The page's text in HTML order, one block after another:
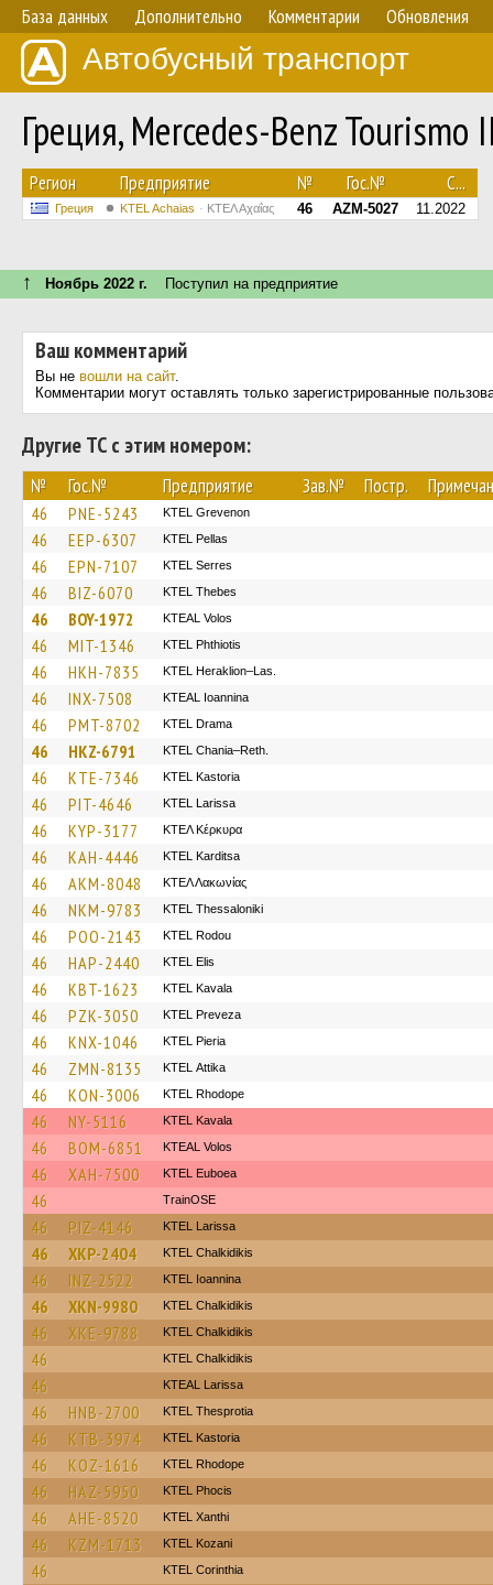
База данных Дополнительно Комментарии Обновления
Автобусный транспорт
Греция, Mercedes-Benz
Регион Предприятие № Гос.№ С...
Греция KTEL Achaias ΚΤΕΛ Αχαΐας 46 AZM-5027 11.2022
↑ Ноябрь 2022 г. Поступил на предприятие
Ваш комментарий
Вы не вошли на сайт.
Комментарии могут оставлять только зарегистрированные
Другие ТС с этим номером:
№ Гос.№ Предприятие Зав.№ Постр.
46 PNE-5243 ΚΤΕL Grevenon
46 EEP-6307 KTEL Pellas
46 EPN-7107 KTEL Serres
46 BIZ-6070 KTEL Thebes
46 BOY-1972 KTEAL Volos
46 MIT-1346 ΚΤΕL Phthiotis
46 HKH-7835 KTEL Heraklion–Las.
46 INX-7508 KTEAL Ioannina
46 PMT-8702 KTEL Drama
46 HKZ-6791 KTEL Chania–Reth.
46 KTE-7346 KTEL Kastoria
46 PIT-4646 KTEL Larissa
46 KYP-3177 ΚΤΕΛ Κέρκυρα
46 KAH-4446 ΚΤΕL Karditsa
46 AKM-8048 ΚΤΕΛ Λακωνίας
46 NKM-9783 KTEL Thessaloniki
46 POO-2143 ΚΤΕL Rodou
46 HAP-2440 KTEL Elis
46 KBT-1623 KTEL Kavala
46 PZK-3050 KTEL Preveza
46 KNX-1046 KTEL Pieria
46 ZMN-8135 KΤΕL Αttika
46 KON-3006 KTEL Rhodope
46 NY-5116 KTEL Kavala
46 BOM-6851 KTEAL Volos
46 XAH-7500 ΚΤΕL Euboea
46 TrainΟSE
46 PIZ-4146 KTEL Larissa
46 XKP-2404 ΚΤΕL Chalkidikis
46 INZ-2522 KTEL Ioannina
46 XKN-9980 ΚΤΕL Chalkidikis
46 XKE-9788 ΚΤΕL Chalkidikis
46 ΚΤΕL Chalkidikis
46 KTEAL Larissa
46 HNB-2700 KTEL Thesprotia
46 KTB-3974 KTEL Kastoria
46 KOZ-1616 KTEL Rhodope
46 HAZ-5950 ΚΤΕL Phocis
46 AHE-8520 KTEL Xanthi
46 KZM-1713 ΚΤΕL Kozani
46 KTEL Corinthia